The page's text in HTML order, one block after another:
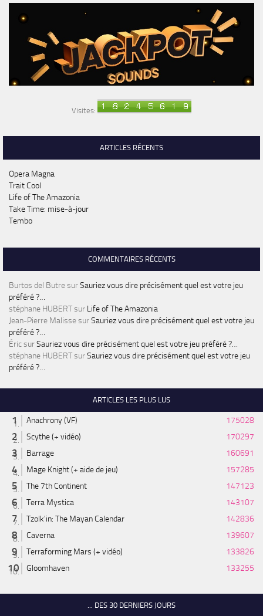
Visites:
ARTICLES RÉCENTS
Opera Magna
Trait Cool
Life of The Amazonia
Take Time: mise-à-jour
Tembo
COMMENTAIRES RÉCENTS
Burtos del ButresurSauriez vous dire précisément quel est votre jeu
préféré ?…
stéphane HUBERTsur Life of The Amazonia
Jean-Pierre MalissesurSauriez vous dire précisément quel est votre jeu
préféré ?…
ÉricsurSauriez vous dire précisément quel est votre jeu préféré ?…
stéphane HUBERTsurSauriez vous dire précisément quel est votre jeu
préféré ?…
ARTICLES LES PLUS LUS
Anachrony (VF)
175028
Scythe (+ vidéo)
170297
Barrage
160691
Mage Knight (+ aide de jeu)
157285
The 7th Continent
147123
Terra Mystica
143107
Tzolk'in: The Mayan Calendar
142836
Caverna
139607
Terraforming Mars (+ vidéo)
133826
Gloomhaven
133255
... DES 30 DERNIERS JOURS